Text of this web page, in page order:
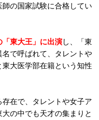
の国家試験に合格してい
東大王」に出演し、「東
で呼ばれて、タレントや
大医学部在籍という知性
在で、タレントや女子ア
の中でも天才の集まりと